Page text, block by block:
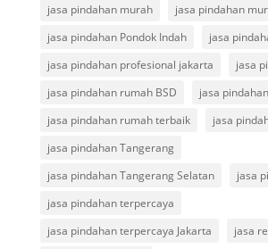
jasa pindahan murah
jasa pindahan
jasa pindahan Pondok Indah
jasa
jasa pindahan profesional jakarta
jasa
jasa pindahan rumah BSD
jasa
jasa pindahan rumah terbaik
jasa
jasa pindahan Tangerang
jasa pindahan Tangerang Selatan
jasa
jasa pindahan terpercaya
jasa pindahan terpercaya Jakarta
jasa